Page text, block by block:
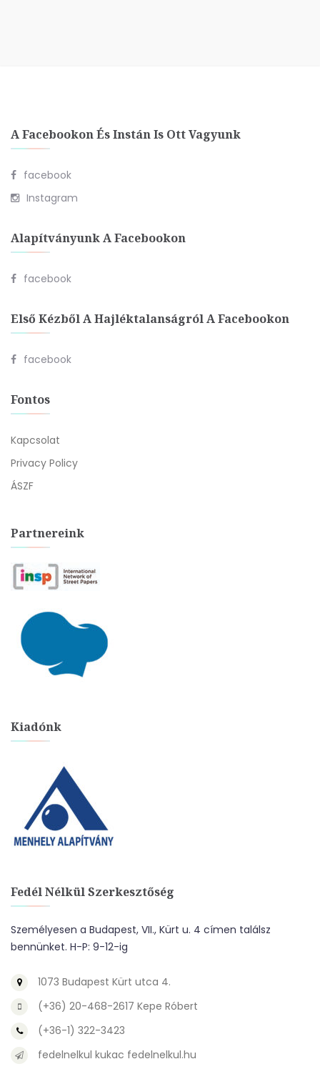
A Facebookon És Instán Is Ott Vagyunk
facebook
Instagram
Alapítványunk A Facebookon
facebook
Első Kézből A Hajléktalanságról A Facebookon
facebook
Fontos
Kapcsolat
Privacy Policy
ÁSZF
Partnereink
Kiadónk
Fedél Nélkül Szerkesztőség
Személyesen a Budapest, VII., Kürt u. 4 címen találsz
bennünket. H-P: 9-12-ig
1073 Budapest Kürt utca 4.
(+36) 20-468-2617 Kepe Róbert
(+36-1) 322-3423
fedelnelkul kukac fedelnelkul.hu